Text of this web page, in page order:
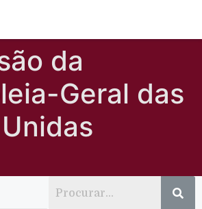
da
Geral das